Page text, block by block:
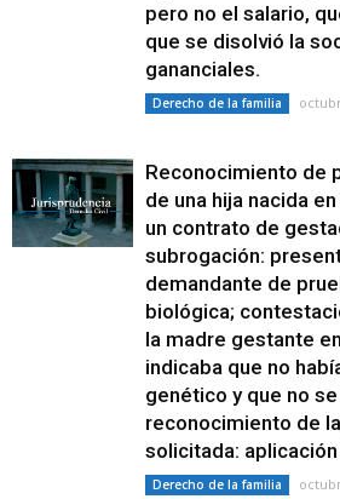
pero no el salario,
que se disolvió la
gananciales.
Derecho de la familia
Reconocimiento de
de una hija nacida
un contrato de
subrogación:
demandante de
biológica;
la madre gestante
indicaba que no
genético y que no
reconocimiento de
solicitada:
Derecho de la familia